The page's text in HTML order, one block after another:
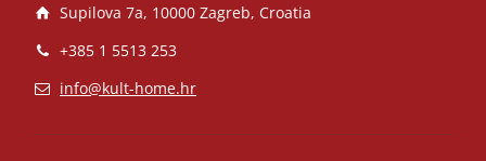
Supilova 7a, 10000 Zagreb, Croatia
+385 1 5513 253
info@kult-home.hr